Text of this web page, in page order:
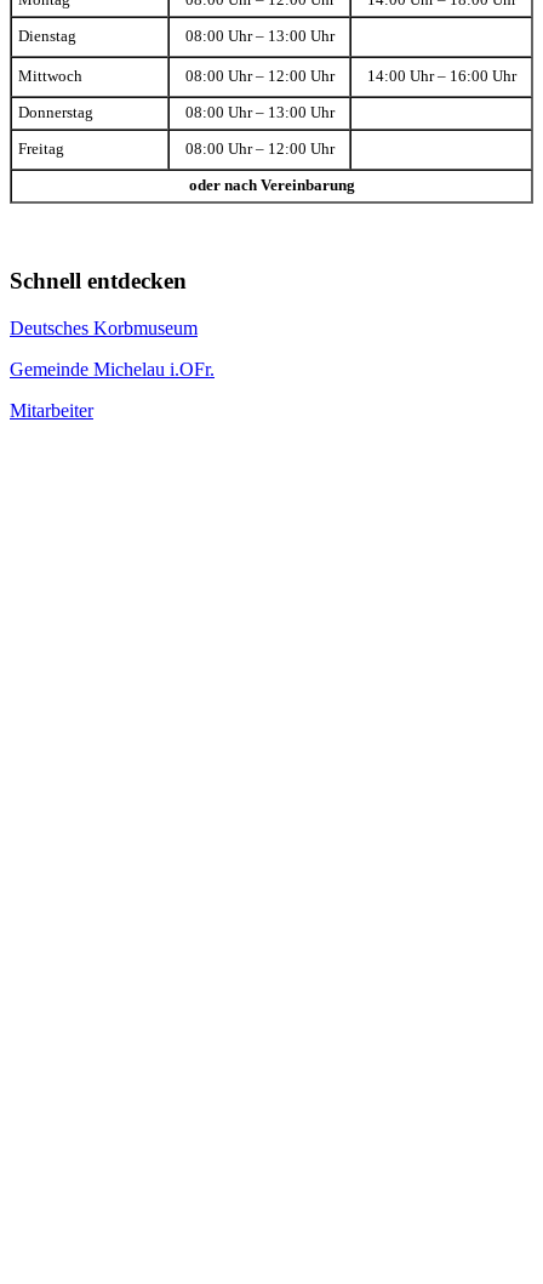
Dienstag 08:00 Uhr – 13:00 Uhr
Mittwoch 08:00 Uhr – 12:00 Uhr 14:00 Uhr – 16:00 Uhr
Donnerstag 08:00 Uhr – 13:00 Uhr
Freitag 08:00 Uhr – 12:00 Uhr
oder nach Vereinbarung
Schnell entdecken
Deutsches Korbmuseum
Gemeinde Michelau i.OFr.
Mitarbeiter